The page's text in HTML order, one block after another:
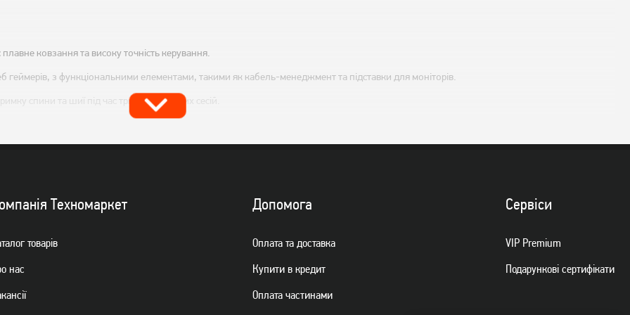
ковзання та високу точність керування.
геймерів, з функціональними елементами, такими як кабель-менеджмент та підставки для моніторів.
спини та шиї під час тривалих ігрових сесій.
та потребам.
миші, що дозволяє досягти високої точності керування.
Техномаркет
товарiв
нас
Допомога
Оплата та доставка
Купити в кредит
Оплата частинами
Сервiси
VIP Premium
Подарункові сертифікати